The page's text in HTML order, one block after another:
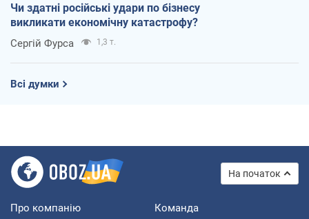
Чи здатні російські удари по бізнесу
викликати економічну катастрофу?
Сергій Фурса 1,3 т.
Всі думки
На початок
Про компанію Команда